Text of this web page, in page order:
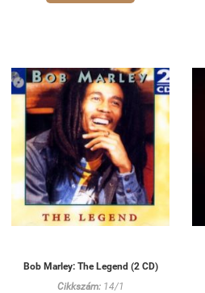
Bob Marley: The Legend (2 CD)
Cikkszám:14/1